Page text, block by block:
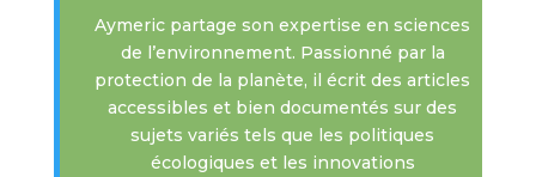
Aymeric partage son expertise en sciences
de l’environnement. Passionné par la
protection de la planète, il écrit des articles
accessibles et bien documentés sur des
sujets variés tels que les politiques
écologiques et les innovations